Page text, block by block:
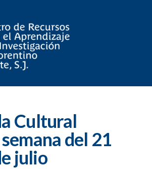
Cultural
del 21
julio